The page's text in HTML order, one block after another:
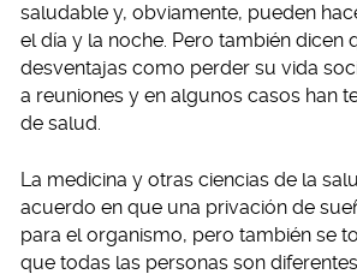
saludable y, obviamente, pueden
el día y la noche. Pero también dicen
desventajas como perder su vida
a reuniones y en algunos casos han
de salud.
La medicina y otras ciencias de la
acuerdo en que una privación de
para el organismo, pero también se
que todas las personas son